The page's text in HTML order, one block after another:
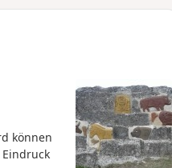
können